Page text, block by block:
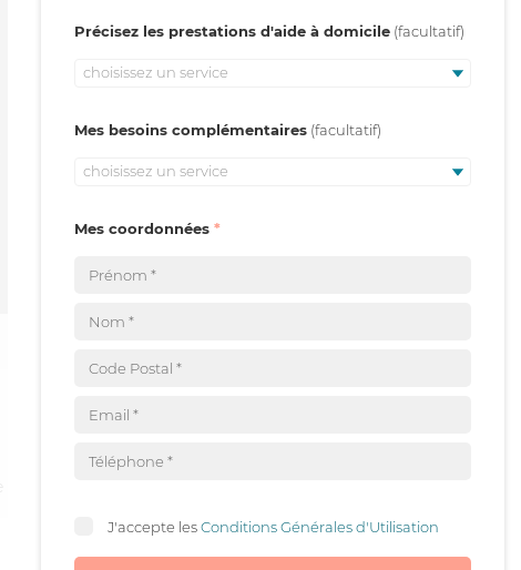
Précisez les prestations d'aide à domicile
choisissez un service
Mes besoins complémentaires
choisissez un service
Mes coordonnées
J'accepte lesConditions Générales d'Utilisation